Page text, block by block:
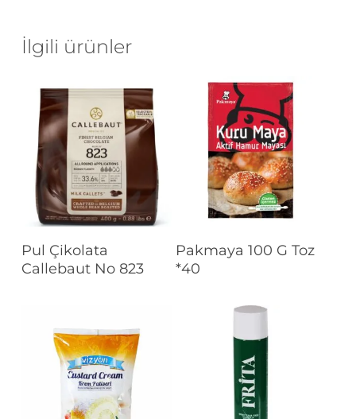
İlgili ürünler
Devamını Oku
Pul Çikolata
Callebaut No 823
Devamını Oku
Pakmaya 100 G Toz
*40